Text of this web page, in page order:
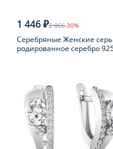
1 446 ₽2 066-30%
Серебряные Женские
родированное серебро